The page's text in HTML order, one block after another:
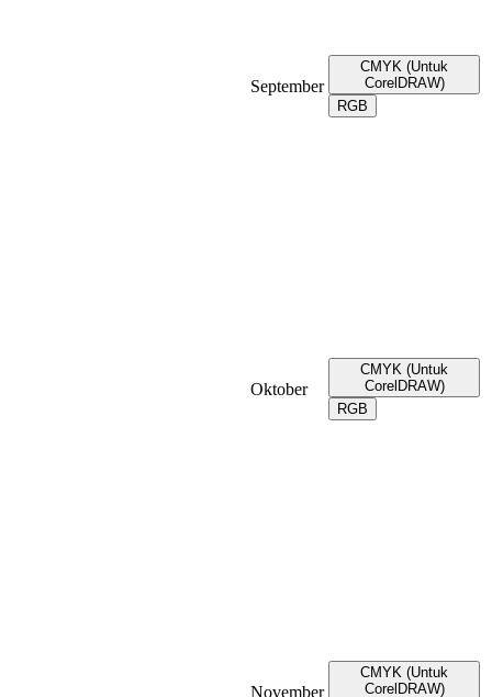
September
CMYK (Untuk
CorelDRAW)
RGB
Oktober
CMYK (Untuk
CorelDRAW)
RGB
November
CMYK (Untuk
CorelDRAW)